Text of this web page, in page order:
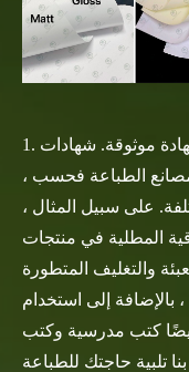
1. تأثير الطباعة الجيد ، شهادة موثوقة. شهادات FSC ISO FDA.
الطباعة فحسب ،
على سبيل المثال ،
المطلية في منتجات
والتغليف المتطورة
بالإضافة إلى استخدام
كتب مدرسية وكتب
تلبية حاجتك للطباعة